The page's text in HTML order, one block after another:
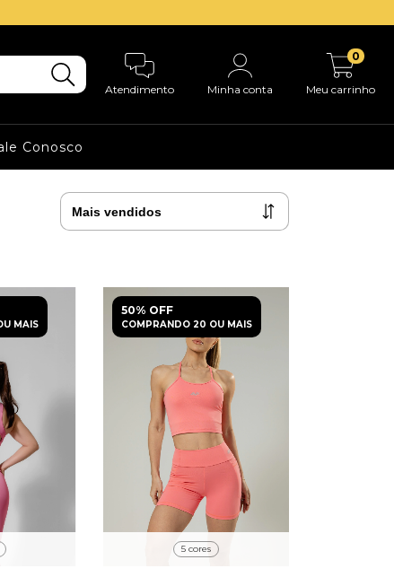
Atendimento Minha conta Meu carrinho
0
Conosco
MAIS
50% OFF
COMPRANDO 20 OU MAIS
5 cores